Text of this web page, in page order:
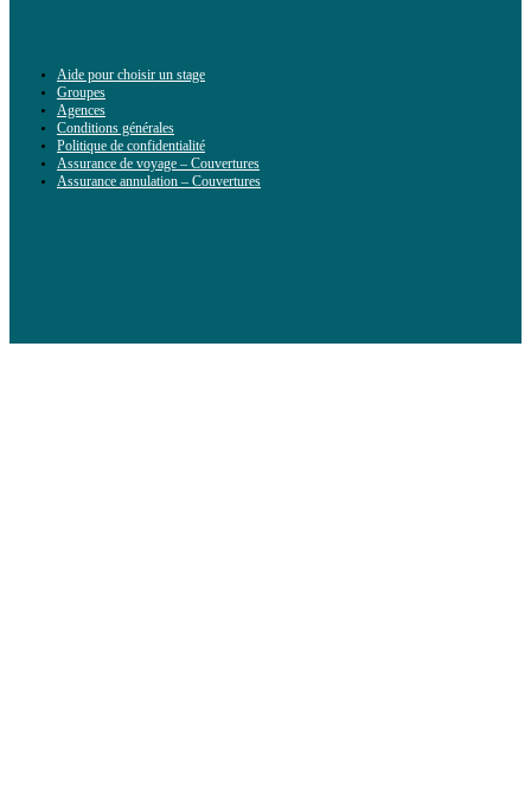
Aide pour choisir un stage
Groupes
Agences
Conditions générales
Politique de confidentialité
Assurance de voyage – Couvertures
Assurance annulation – Couvertures